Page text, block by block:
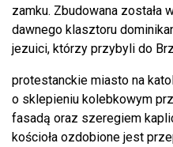
zamku. Zbudowana została
dawnego klasztoru
jezuici, którzy przybyli do
protestanckie miasto na
o sklepieniu kolebkowym
fasadą oraz szeregiem
kościoła ozdobione jest